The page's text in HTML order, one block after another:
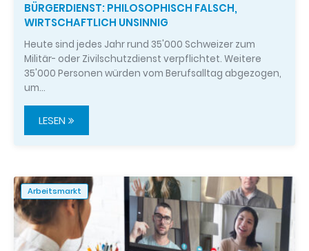
BÜRGERDIENST: PHILOSOPHISCH FALSCH,
WIRTSCHAFTLICH UNSINNIG
Heute sind jedes Jahr rund 35'000 Schweizer zum
Militär- oder Zivilschutzdienst verpflichtet. Weitere
35'000 Personen würden vom Berufsalltag abgezogen,
um…
LESEN
Arbeitsmarkt